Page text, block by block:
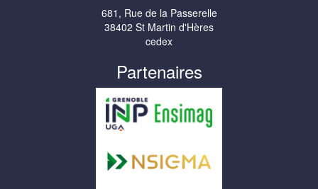
681, Rue de la Passerelle
38402 St Martin d'Hères
cedex
Partenaires